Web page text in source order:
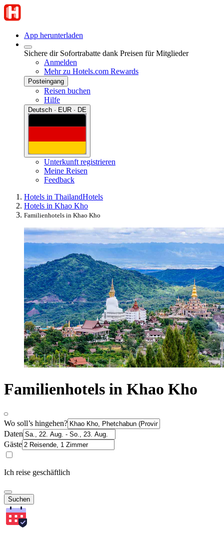
App herunterladen
Sichere dir Sofortrabatte dank Preisen für Mitglieder
Anmelden
Mehr zu Hotels.com Rewards
Posteingang
Reisen buchen
Hilfe
Deutsch · EUR · DE
Unterkunft registrieren
Meine Reisen
Feedback
Hotels in ThailandHotels
Hotels in Khao Kho
Familienhotels in Khao Kho
Familienhotels in Khao Kho
Wo soll’s hingehen?
Daten
Gäste
Ich reise geschäftlich
Suchen